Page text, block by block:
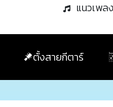
แนวเพล
ตั้งสายกีตาร์